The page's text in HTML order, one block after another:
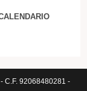
C.F. 92068480281 -